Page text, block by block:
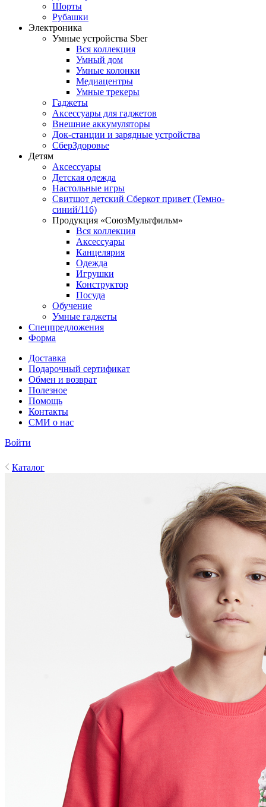
Шорты
Рубашки
Электроника
Умные устройства Sber
Вся коллекция
Умный дом
Умные колонки
Медиацентры
Умные трекеры
Гаджеты
Аксессуары для гаджетов
Внешние аккумуляторы
Док-станции и зарядные устройства
СберЗдоровье
Детям
Аксессуары
Детская одежда
Настольные игры
Свитшот детский Сберкот привет (Темно-
синий/116)
Продукция «СоюзМультфильм»
Вся коллекция
Аксессуары
Канцелярия
Одежда
Игрушки
Конструктор
Посуда
Обучение
Умные гаджеты
Спецпредложения
Форма
Доставка
Подарочный сертификат
Обмен и возврат
Полезное
Помощь
Контакты
СМИ о нас
Войти
Каталог